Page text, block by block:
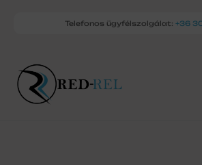
Telefonos ügyfélszolgálat: +36